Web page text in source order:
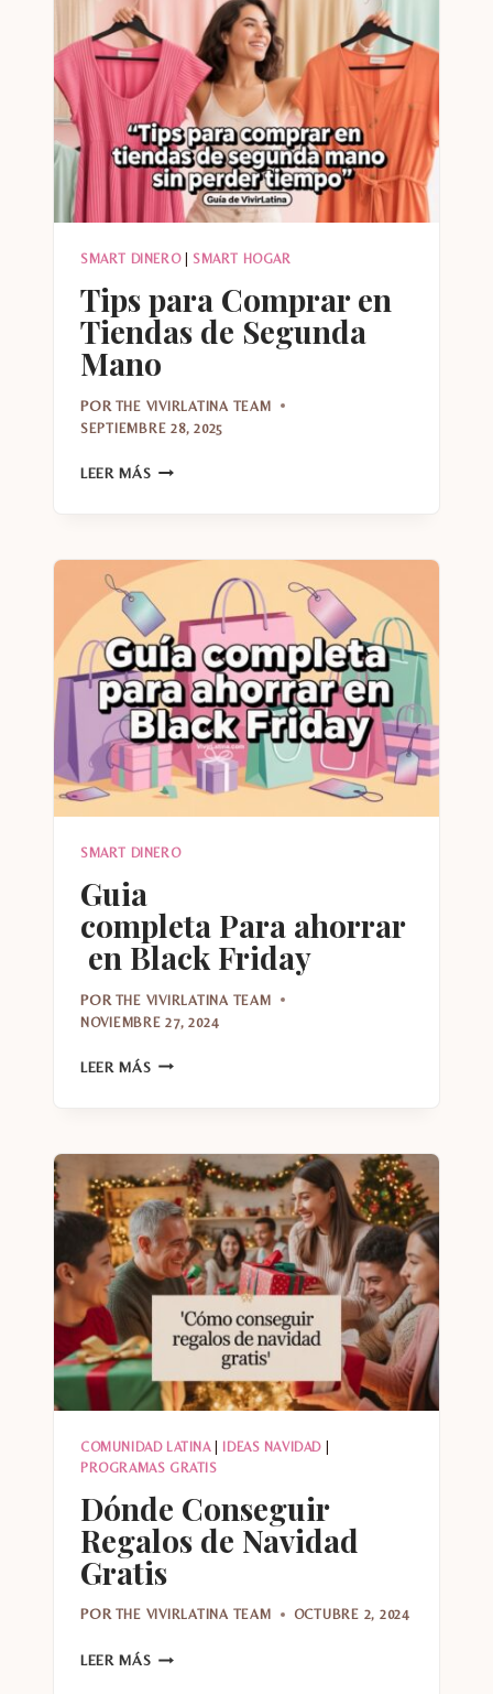
SMART DINERO| SMART HOGAR
Tips para Comprar en
Tiendas de Segunda
Mano
POR THE VIVIRLATINA TEAM
SEPTIEMBRE 28, 2025
LEER MÁS TIPS
TIENDAS
SEGUNDA
MANO
SMART DINERO
Guia
completa Para ahorrar
en Black Friday
POR THE VIVIRLATINA TEAM
NOVIEMBRE 27, 2024
LEER MÁS GUIA
COMUNIDAD LATINA| IDEAS NAVIDAD
PROGRAMAS GRATIS
Dónde Conseguir
Regalos de Navidad
Gratis
POR THE VIVIRLATINA TEAM OCTUBRE 2, 2024
LEER MÁS DÓNDE